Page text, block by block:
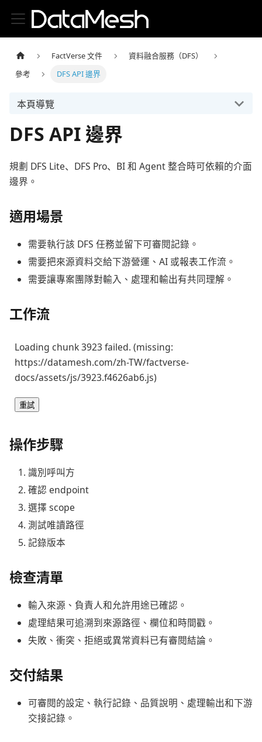
FactVerse 文件
資料融合服務（DFS）
參考
DFS API 邊界
本頁導覽
DFS API 邊界
規劃 DFS Lite、DFS Pro、BI 和 Agent 整合時可依賴的介面
邊界。
適用場景
需要執行該 DFS 任務並留下可審閱記錄。
需要把來源資料交給下游營運、AI 或報表工作流。
需要讓專案團隊對輸入、處理和輸出有共同理解。
工作流
Loading chunk 3923 failed. (missing:
https://datamesh.com/zh-TW/factverse-
docs/assets/js/3923.f4626ab6.js)
重試
操作步驟
識別呼叫方
確認 endpoint
選擇 scope
測試唯讀路徑
記錄版本
檢查清單
輸入來源、負責人和允許用途已確認。
處理結果可追溯到來源路徑、欄位和時間戳。
失敗、衝突、拒絕或異常資料已有審閱結論。
交付結果
可審閱的設定、執行記錄、品質說明、處理輸出和下游
交接記錄。